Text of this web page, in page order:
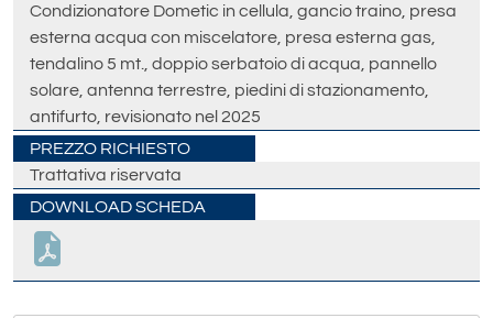
Condizionatore Dometic in cellula, gancio traino, presa
esterna acqua con miscelatore, presa esterna gas,
tendalino 5 mt., doppio serbatoio di acqua, pannello
solare, antenna terrestre, piedini di stazionamento,
antifurto, revisionato nel 2025
PREZZO RICHIESTO
Trattativa riservata
DOWNLOAD SCHEDA